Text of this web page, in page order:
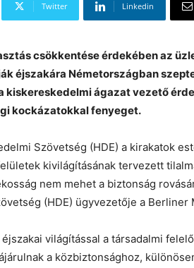
Twitter Linkedin
csökkentése érdekében az
éjszakára Németországban
kiskereskedelmi ágazat vezető
kockázatokkal fenyeget.
Szövetség (HDE) a kirakatok
kivilágításának tervezett
nem mehet a biztonság
(HDE) ügyvezetője a
világítással a társadalmi
a közbiztonsághoz,